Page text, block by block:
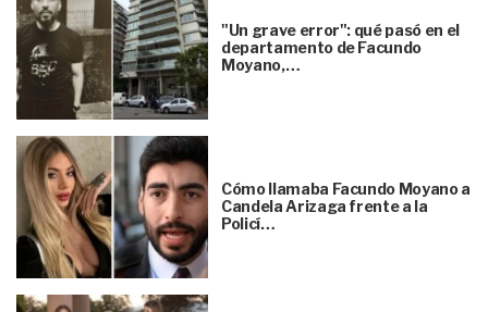
"Un grave error": qué pasó en el
departamento de Facundo
Moyano,…
Cómo llamaba Facundo Moyano a
Candela Arizaga frente a la
Policí…